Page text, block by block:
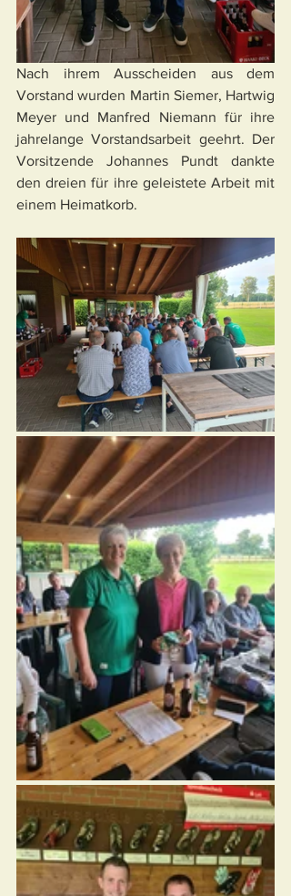
Nach ihrem Ausscheiden aus dem
Vorstand wurden Martin Siemer, Hartwig
Meyer und Manfred Niemann für ihre
jahrelange Vorstandsarbeit geehrt. Der
Vorsitzende Johannes Pundt dankte
den dreien für ihre geleistete Arbeit mit
einem Heimatkorb.